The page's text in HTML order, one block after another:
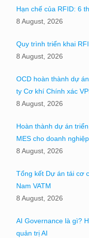
Hạn chế của RFID: 6
8 August, 2026
Quy trình triển khai
8 August, 2026
OCD hoàn thành dự
ty Cơ khí Chính xác
8 August, 2026
Hoàn thành dự án
MES cho doanh
8 August, 2026
Tổng kết Dự án tái cơ
Nam VATM
8 August, 2026
AI Governance là gì?
quản trị AI